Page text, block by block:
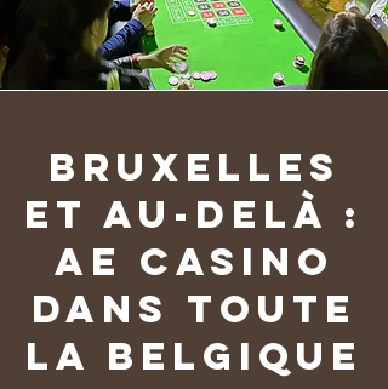
Bruxelles
et au-delà :
AE CASINO
dans toute
la Belgique